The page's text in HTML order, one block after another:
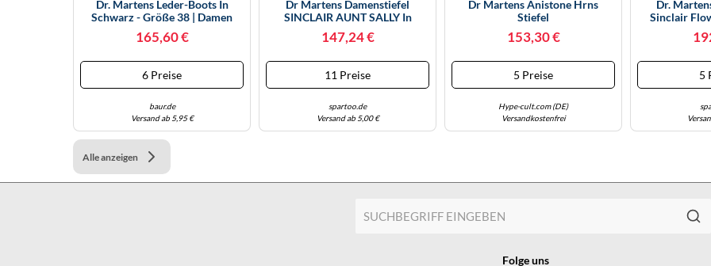
Dr. Martens Leder-Boots In
Schwarz - Größe 38 | Damen
Stiefel
165,60 €
6 Preise
baur.de
Versand ab 5,95 €
Dr Martens Damenstiefel
SINCLAIR AUNT SALLY In
Schwarz 38
147,24 €
11 Preise
spartoo.de
Versand ab 5,00 €
Dr Martens Anistone Hrns
Stiefel
153,30 €
5 Preise
Hype-cult.com (DE)
Versandkostenfrei
Dr.
Sinclair
Grizzly
5
Alle anzeigen
Folge uns